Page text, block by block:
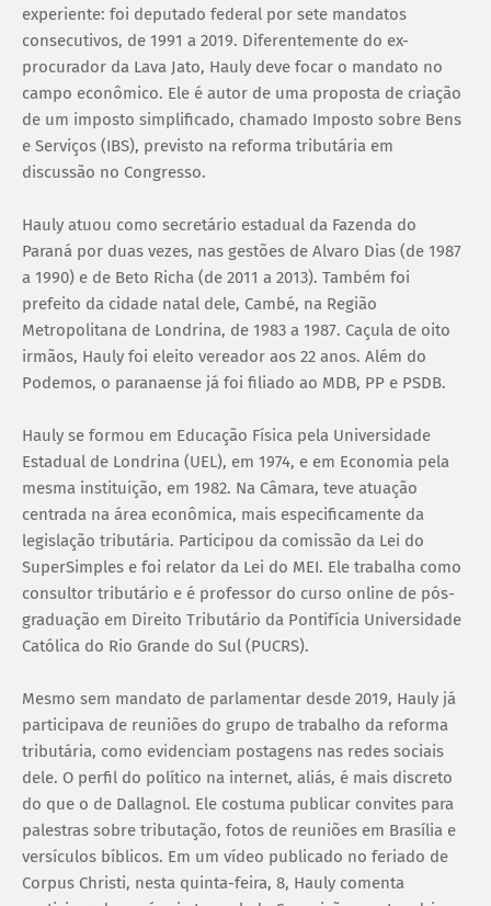
experiente: foi deputado federal por sete mandatos
consecutivos, de 1991 a 2019. Diferentemente do ex-
procurador da Lava Jato, Hauly deve focar o mandato no
campo econômico. Ele é autor de uma proposta de criação
de um imposto simplificado, chamado Imposto sobre Bens
e Serviços (IBS), previsto na reforma tributária em
discussão no Congresso.
Hauly atuou como secretário estadual da Fazenda do
Paraná por duas vezes, nas gestões de Alvaro Dias (de 1987
a 1990) e de Beto Richa (de 2011 a 2013). Também foi
prefeito da cidade natal dele, Cambé, na Região
Metropolitana de Londrina, de 1983 a 1987. Caçula de oito
irmãos, Hauly foi eleito vereador aos 22 anos. Além do
Podemos, o paranaense já foi filiado ao MDB, PP e PSDB.
Hauly se formou em Educação Física pela Universidade
Estadual de Londrina (UEL), em 1974, e em Economia pela
mesma instituição, em 1982. Na Câmara, teve atuação
centrada na área econômica, mais especificamente da
legislação tributária. Participou da comissão da Lei do
SuperSimples e foi relator da Lei do MEI. Ele trabalha como
consultor tributário e é professor do curso online de pós-
graduação em Direito Tributário da Pontifícia Universidade
Católica do Rio Grande do Sul (PUCRS).
Mesmo sem mandato de parlamentar desde 2019, Hauly já
participava de reuniões do grupo de trabalho da reforma
tributária, como evidenciam postagens nas redes sociais
dele. O perfil do político na internet, aliás, é mais discreto
do que o de Dallagnol. Ele costuma publicar convites para
palestras sobre tributação, fotos de reuniões em Brasília e
versículos bíblicos. Em um vídeo publicado no feriado de
Corpus Christi, nesta quinta-feira, 8, Hauly comenta